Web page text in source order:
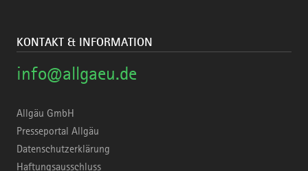
KONTAKT & INFORMATION
info@allgaeu.de
Allgäu GmbH
Presseportal Allgäu
Datenschutzerklärung
Haftungsausschluss